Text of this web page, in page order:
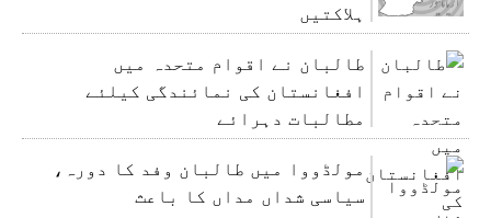
ہلاکتیں
طالبان نے اقوام متحدہ میں
افغانستان کی نمائندگی کیلئے
مطالبات دہرائے
مولڈووا میں طالبان وفد کا دورہ،
سیاسی شداں مداں کا باعث